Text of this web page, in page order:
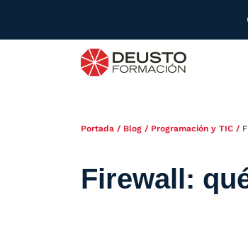
Portada / Blog / Programación y TIC /
Firewall: